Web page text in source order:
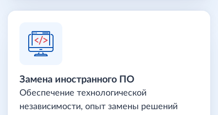
Замена иностранного ПО
Обеспечение технологической
независимости, опыт замены решений